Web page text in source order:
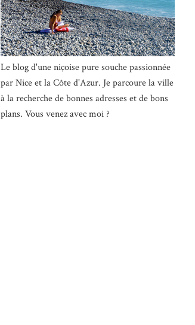
Le blog d'une niçoise pure souche passionnée
par Nice et la Côte d'Azur. Je parcoure la ville
à la recherche de bonnes adresses et de bons
plans. Vous venez avec moi ?